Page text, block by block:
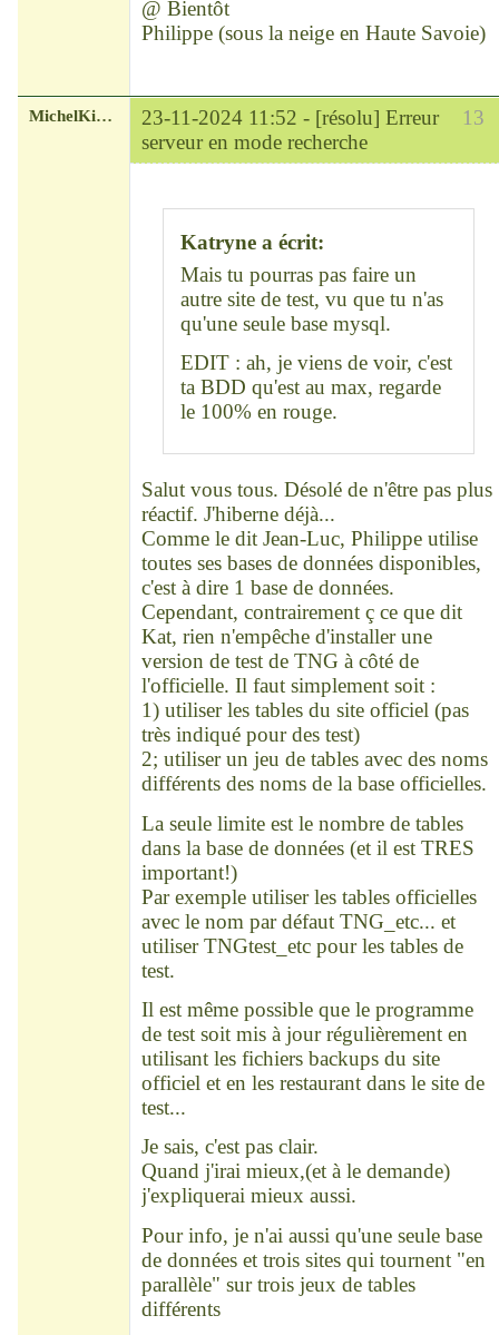
@ Bientôt
Philippe (sous la neige en Haute Savoie)
13
MichelKirsch 23-11-2024 11:52 - [résolu] Erreur
serveur en mode recherche
Katryne a écrit:
Mais tu pourras pas faire un
autre site de test, vu que tu n'as
qu'une seule base mysql.
EDIT : ah, je viens de voir, c'est
ta BDD qu'est au max, regarde
le 100% en rouge.
Salut vous tous. Désolé de n'être pas plus
réactif. J'hiberne déjà...
Comme le dit Jean-Luc, Philippe utilise
toutes ses bases de données disponibles,
c'est à dire 1 base de données.
Cependant, contrairement ç ce que dit
Kat, rien n'empêche d'installer une
version de test de TNG à côté de
l'officielle. Il faut simplement soit :
1) utiliser les tables du site officiel (pas
très indiqué pour des test)
2; utiliser un jeu de tables avec des noms
différents des noms de la base officielles.
La seule limite est le nombre de tables
dans la base de données (et il est TRES
important!)
Par exemple utiliser les tables officielles
avec le nom par défaut TNG_etc... et
utiliser TNGtest_etc pour les tables de
test.
Il est même possible que le programme
de test soit mis à jour régulièrement en
utilisant les fichiers backups du site
officiel et en les restaurant dans le site de
test...
Je sais, c'est pas clair.
Quand j'irai mieux,(et à le demande)
j'expliquerai mieux aussi.
Pour info, je n'ai aussi qu'une seule base
de données et trois sites qui tournent "en
parallèle" sur trois jeux de tables
différents